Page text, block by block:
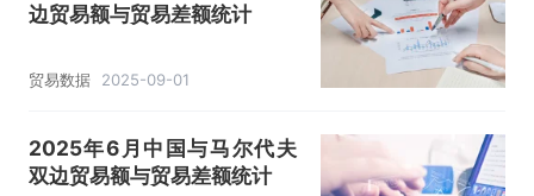
边贸易额与贸易差额统计
贸易数据 2025-09-01
2025年6月中国与马尔代夫
双边贸易额与贸易差额统计